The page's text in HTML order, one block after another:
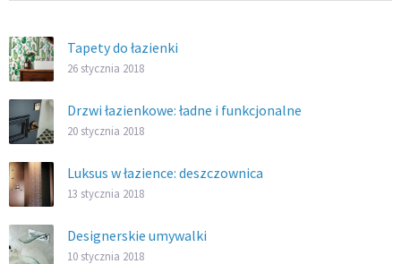
Tapety do łazienki
26 stycznia 2018
Drzwi łazienkowe: ładne i funkcjonalne
20 stycznia 2018
Luksus w łazience: deszczownica
13 stycznia 2018
Designerskie umywalki
10 stycznia 2018